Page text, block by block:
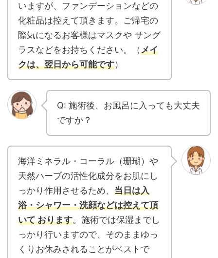
いますが、ファンデーションなどの
化粧品は控えて頂きます。ご帰宅の
際気になるお客様はマスクや サング
ラスなどをお持ちください。（メイ
クは、翌日から可能です）
Q: 施術後、お風呂に入っても大丈夫
ですか？
海洋ミネラル・コーラル（珊瑚）や
天然ハーブの活性化成分をお肌にし
っかり作用させるため、 当日は入
浴・シャワー・洗顔などは控えて頂
いて おります。施術では保湿までし
っかり行いますので、そのままゆっ
くりお休みされることがベストで